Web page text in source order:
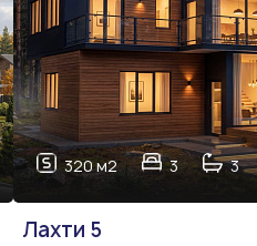
320 м2 3 3
Лахти 5